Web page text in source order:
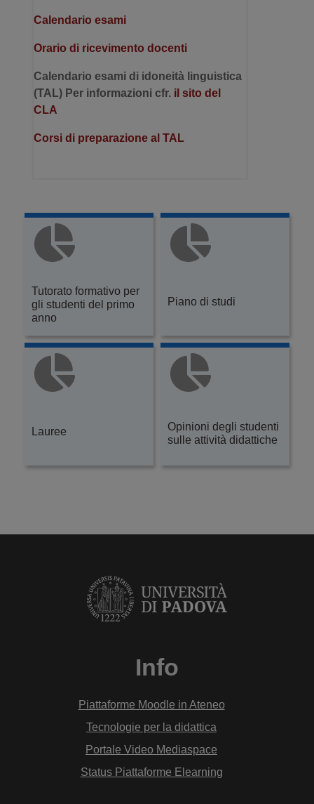
Calendario esami
Orario di ricevimento docenti
Calendario esami di idoneità linguistica
(TAL) Per informazioni cfr. il sito del
CLA
Corsi di preparazione al TAL
Tutorato formativo per
gli studenti del primo
anno
Piano di studi
Lauree
Opinioni degli studenti
sulle attività didattiche
Info
Piattaforme Moodle in Ateneo
Tecnologie per la didattica
Portale Video Mediaspace
Status Piattaforme Elearning